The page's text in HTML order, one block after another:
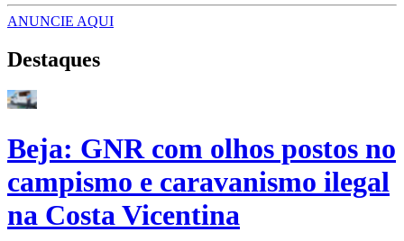
ANUNCIE AQUI
Destaques
Beja: GNR com olhos postos no
campismo e caravanismo ilegal
na Costa Vicentina